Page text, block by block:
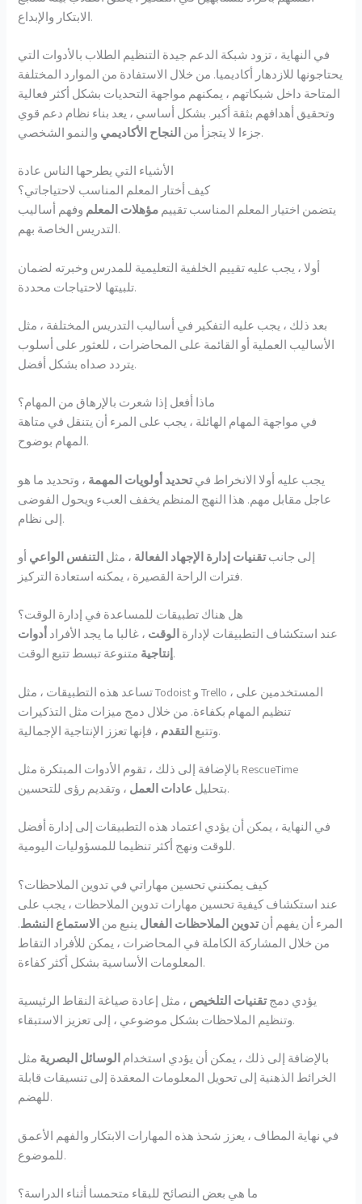
الابتكار والإبداع.
في النهاية ، تزود شبكة الدعم جيدة التنظيم الطلاب بالأدوات التي
يحتاجونها للازدهار أكاديميا. من خلال الاستفادة من الموارد المختلفة
المتاحة داخل شبكاتهم ، يمكنهم مواجهة التحديات بشكل أكثر فعالية
وتحقيق أهدافهم بثقة أكبر. بشكل أساسي ، يعد بناء نظام دعم قوي
جزءا لا يتجزأ من النجاح الأكاديمي والنمو الشخصي.
الأشياء التي يطرحها الناس عادة
كيف أختار المعلم المناسب لاحتياجاتي؟
يتضمن اختيار المعلم المناسب تقييم مؤهلات المعلم وفهم أساليب
التدريس الخاصة بهم.
أولا ، يجب عليه تقييم الخلفية التعليمية للمدرس وخبرته لضمان
تلبيتها لاحتياجات محددة.
بعد ذلك ، يجب عليه التفكير في أساليب التدريس المختلفة ، مثل
الأساليب العملية أو القائمة على المحاضرات ، للعثور على أسلوب
يتردد صداه بشكل أفضل.
ماذا أفعل إذا شعرت بالإرهاق من المهام؟
في مواجهة المهام الهائلة ، يجب على المرء أن يتنقل في متاهة
المهام بوضوح.
يجب عليه أولا الانخراط فيتحديد أولويات المهمة ، وتحديد ما هو
عاجل مقابل مهم. هذا النهج المنظم يخفف العبء ويحول الفوضى
إلى نظام.
إلى جانبتقنيات إدارة الإجهاد الفعالة ، مثل التنفس الواعي أو
فترات الراحة القصيرة ، يمكنه استعادة التركيز.
هل هناك تطبيقات للمساعدة في إدارة الوقت؟
عند استكشاف التطبيقات لإدارة الوقت ، غالبا ما يجد الأفراد أدوات
إنتاجيةمتنوعة تبسط تتبع الوقت.
تساعد هذه التطبيقات ، مثل Todoist و Trello ، المستخدمين على
تنظيم المهام بكفاءة. من خلال دمج ميزات مثل التذكيرات
وتتبع التقدم ، فإنها تعزز الإنتاجية الإجمالية.
بالإضافة إلى ذلك ، تقوم الأدوات المبتكرة مثل RescueTime
بتحليل عادات العمل ، وتقديم رؤى للتحسين.
في النهاية ، يمكن أن يؤدي اعتماد هذه التطبيقات إلى إدارة أفضل
للوقت ونهج أكثر تنظيما للمسؤوليات اليومية.
كيف يمكنني تحسين مهاراتي في تدوين الملاحظات؟
عند استكشاف كيفية تحسين مهارات تدوين الملاحظات ، يجب على
المرء أن يفهم أنتدوين الملاحظات الفعال ينبع من الاستماع النشط.
من خلال المشاركة الكاملة في المحاضرات ، يمكن للأفراد التقاط
المعلومات الأساسية بشكل أكثر كفاءة.
يؤدي دمجتقنيات التلخيص ، مثل إعادة صياغة النقاط الرئيسية
وتنظيم الملاحظات بشكل موضوعي ، إلى تعزيز الاستبقاء.
بالإضافة إلى ذلك ، يمكن أن يؤدي استخدام الوسائل البصرية مثل
الخرائط الذهنية إلى تحويل المعلومات المعقدة إلى تنسيقات قابلة
للهضم.
في نهاية المطاف ، يعزز شحذ هذه المهارات الابتكار والفهم الأعمق
للموضوع.
ما هي بعض النصائح للبقاء متحمسا أثناء الدراسة؟